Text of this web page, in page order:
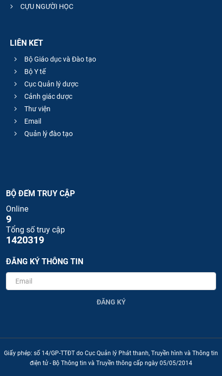
CỰU NGƯỜI HỌC
LIÊN KẾT
Bộ Giáo dục và Đào tạo
Bộ Y tế
Cục Quản lý dược
Cảnh giác dược
Thư viện
Email
Quản lý đào tạo
BỘ ĐẾM TRUY CẬP
Online
9
Tổng số truy cập
1420319
ĐĂNG KÝ THÔNG TIN
ĐĂNG KÝ
Giấy phép: số 14/GP-TTĐT do Cục Quản lý Phát thanh, Truyền hình và Thông tin
điện tử - Bộ Thông tin và Truyền thông cấp ngày 05/05/2014